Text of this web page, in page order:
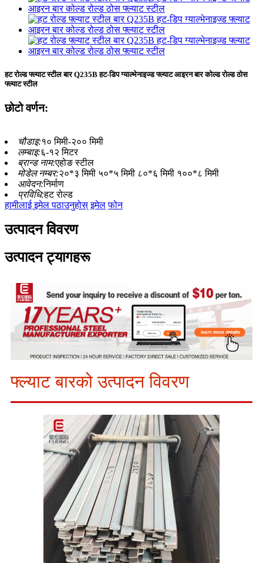
हट रोल्ड फ्ल्याट स्टील बार Q235B हट-डिप ग्याल्भेनाइज्ड फ्ल्याट आइरन बार कोल्ड रोल्ड ठोस
फ्ल्याट स्टील
छोटो वर्णन:
चौडाइ:१० मिमी-२०० मिमी
लम्बाइ:६-१२ मिटर
ब्रान्ड नाम:एहोङ स्टील
मोडेल नम्बर:२०*३ मिमी ५०*५ मिमी ८०*६ मिमी १००*८ मिमी
आवेदन:निर्माण
प्रविधि:हट रोल्ड
हामीलाई इमेल पठाउनुहोस् इमेल फोन
उत्पादन विवरण
उत्पादन ट्यागहरू
फ्ल्याट बारको उत्पादन विवरण